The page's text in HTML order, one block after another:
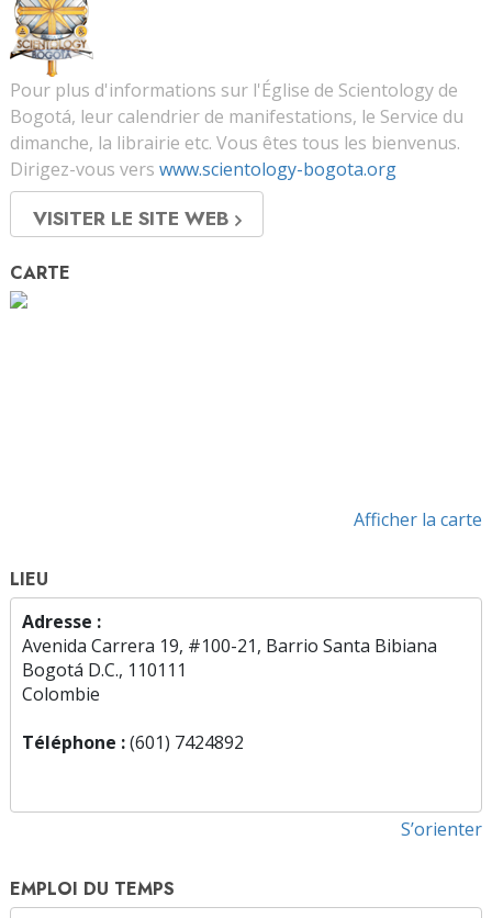
Pour plus d'informations sur l'Église de Scientology de
Bogotá, leur calendrier de manifestations, le Service du
dimanche, la librairie etc. Vous êtes tous les bienvenus.
Dirigez-vous vers www.scientology-bogota.org
VISITER LE SITE WEB
CARTE
Afficher la carte
LIEU
Adresse :
Avenida Carrera 19, #100-21, Barrio Santa Bibiana
Bogotá D.C., 110111
Colombie
Téléphone :(601) 7424892
S’orienter
EMPLOI DU TEMPS